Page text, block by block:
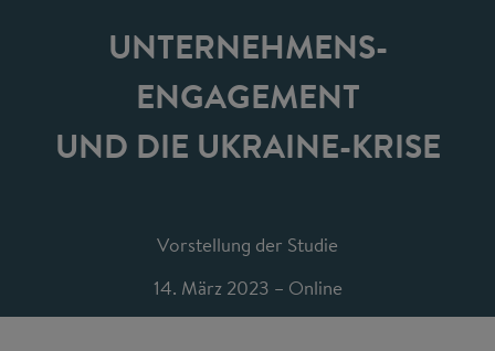
UNTERNEHMENS­
ENGAGEMENT
UND DIE UKRAINE-KRISE
Vorstellung der Studie
14. März 2023 – Online